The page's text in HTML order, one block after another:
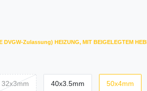
Zulassung) HEIZUNG, MIT BEIGELEGTEM
32x3mm 40x3.5mm 50x4mm